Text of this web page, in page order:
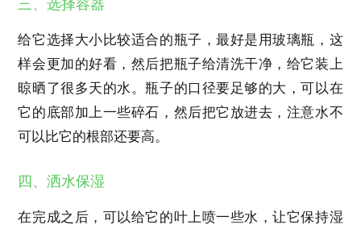
三、选择容器
给它选择大小比较适合的瓶子，最好是用玻璃瓶，这
样会更加的好看，然后把瓶子给清洗干净，给它装上
晾晒了很多天的水。瓶子的口径要足够的大，可以在
它的底部加上一些碎石，然后把它放进去，注意水不
可以比它的根部还要高。
四、洒水保湿
在完成之后，可以给它的叶上喷一些水，让它保持湿